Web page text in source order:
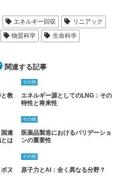
エネルギー回収
リニアック
物質科学 生命科学
関連する記事
教
その他
エネルギー源としてのLNG：その
特性と将来性
連
は
その他
医薬品製造におけるバリデーショ
ンの重要性
ヌ
その他
原子力とAI：全く異なる分野？